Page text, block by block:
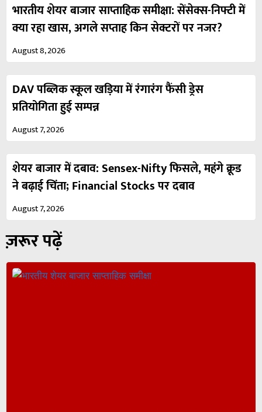
भारतीय शेयर बाजार साप्ताहिक समीक्षा: सेंसेक्स-निफ्टी में
क्या रहा खास, अगले सप्ताह किन सेक्टरों पर नजर?
August 8, 2026
DAV पब्लिक स्कूल खड़िया में रंगारंग फैंसी ड्रेस
प्रतियोगिता हुई सम्पन्न
August 7, 2026
शेयर बाजार में दबाव: Sensex-Nifty फिसले, महंगे क्रूड
ने बढ़ाई चिंता; Financial Stocks पर दबाव
August 7, 2026
ज़रूर पढ़ें